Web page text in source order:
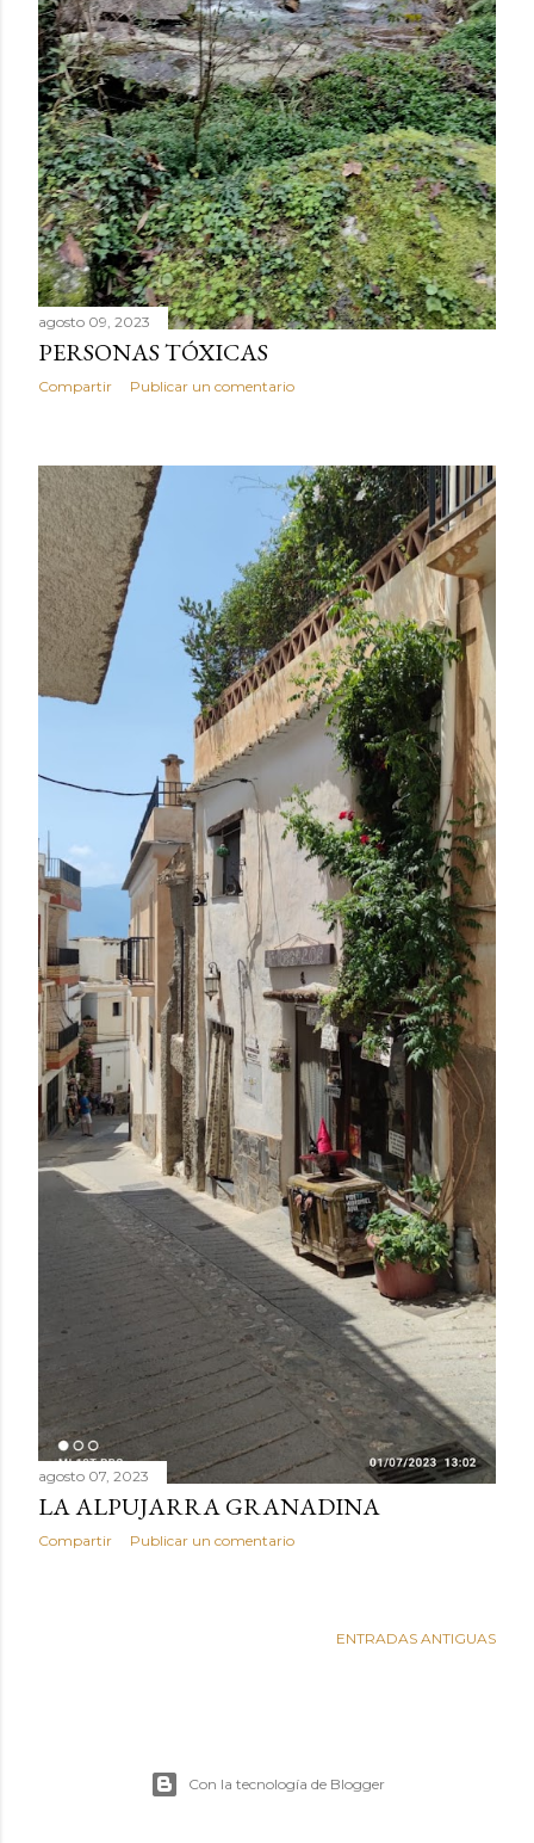
agosto 09, 2023
PERSONAS TÓXICAS
Compartir Publicar un comentario
agosto 07, 2023
LA ALPUJARRA GRANADINA
Compartir Publicar un comentario
ENTRADAS ANTIGUAS
Con la tecnología de Blogger